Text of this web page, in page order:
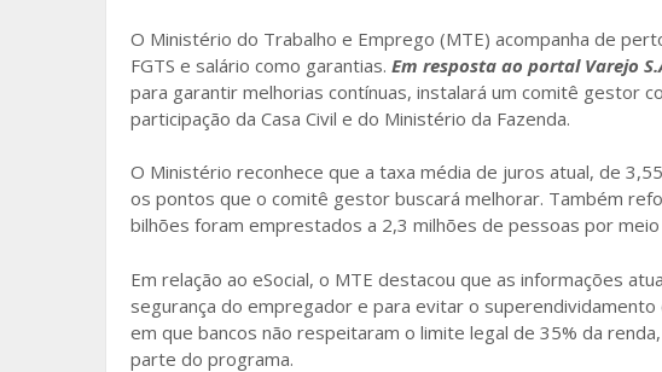
O Ministério do Trabalho e Emprego (MTE) acompanha de
FGTS e salário como garantias. Em resposta ao portal Varejo
para garantir melhorias contínuas, instalará um comitê gestor
participação da Casa Civil e do Ministério da Fazenda.
O Ministério reconhece que a taxa média de juros atual, de
os pontos que o comitê gestor buscará melhorar. Também
bilhões foram emprestados a 2,3 milhões de pessoas por
Em relação ao eSocial, o MTE destacou que as informações
segurança do empregador e para evitar o
em que bancos não respeitaram o limite legal de 35% da
parte do programa.